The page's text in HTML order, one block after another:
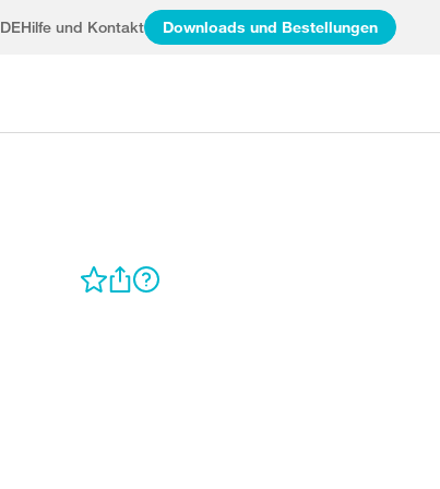
DEHilfe und Kontakt Downloads und Bestellungen